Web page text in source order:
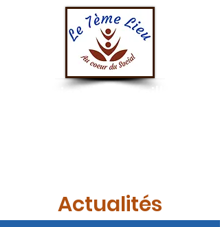
Au service des travailleurs
Actualités